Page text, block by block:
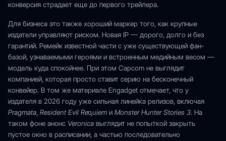
конверсия страдает еще до первого трейлера.
Для бизнеса это также хороший маркер того, как крупные
издатели управляют риском. Новая IP — дорого, долго и без
гарантий. Ремейк известной части с уже существующей фан-
базой, узнаваемыми героями и встроенным медийным весом —
модель куда спокойнее. При этом Capcom не выглядит
компанией, которая просто ставит серию на бесконечный
конвейер. В том же материале Engadget отмечает, что у
издателя в 2026 году уже сильная линейка релизов, включая
Pragmata, Resident Evil Requiem и Monster Hunter Stories 3. На
таком фоне анонс Veronica выглядит не попыткой закрыть
пустое окно в расписании, а частью последовательно